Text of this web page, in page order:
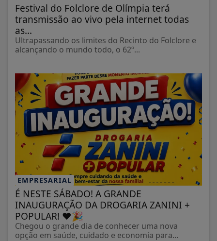
Festival do Folclore de Olímpia terá
transmissão ao vivo pela internet todas
as...
Ultrapassando os limites do Recinto do Folclore e
alcançando o mundo todo, o 62º...
EMPRESARIAL
É NESTE SÁBADO! A GRANDE
INAUGURAÇÃO DA DROGARIA ZANINI +
POPULAR! ❤️🎉
Chegou o grande dia de conhecer uma nova
opção em saúde, cuidado e economia para...